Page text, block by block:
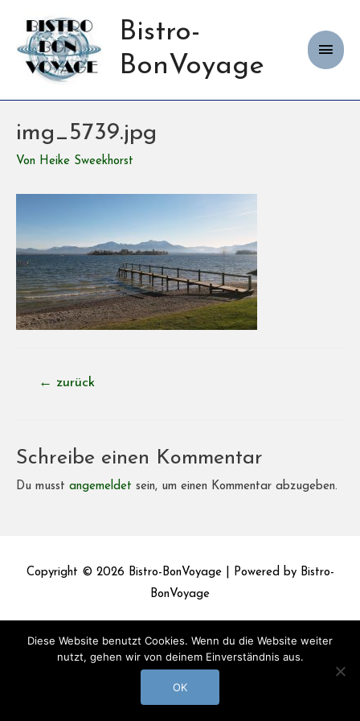
Bistro-
BonVoyage
img_5739.jpg
Von Heike Sweekhorst
Beitragsnavigation
← zurück
Schreibe einen Kommentar
Du musst angemeldet sein, um einen Kommentar abzugeben.
Copyright © 2026 Bistro-BonVoyage| Powered by Bistro-
BonVoyage
Diese Website benutzt Cookies. Wenn du die Website weiter
nutzt, gehen wir von deinem Einverständnis aus.
OK